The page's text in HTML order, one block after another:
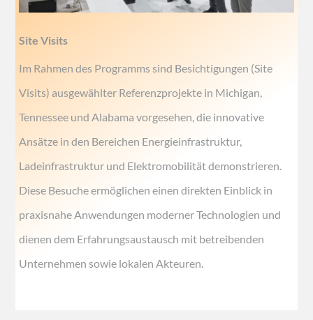
Site Visits
Im Rahmen des Programms sind Besichtigungen (Site
Visits) ausgewählter Referenzprojekte in Michigan,
Tennessee und Alabama vorgesehen, die innovative
Ansätze in den Bereichen Energieinfrastruktur,
Ladeinfrastruktur und Elektromobilität demonstrieren.
Diese Besuche ermöglichen einen direkten Einblick in
praxisnahe Anwendungen moderner Technologien und
dienen dem Erfahrungsaustausch mit betreibenden
Unternehmen sowie lokalen Akteuren.